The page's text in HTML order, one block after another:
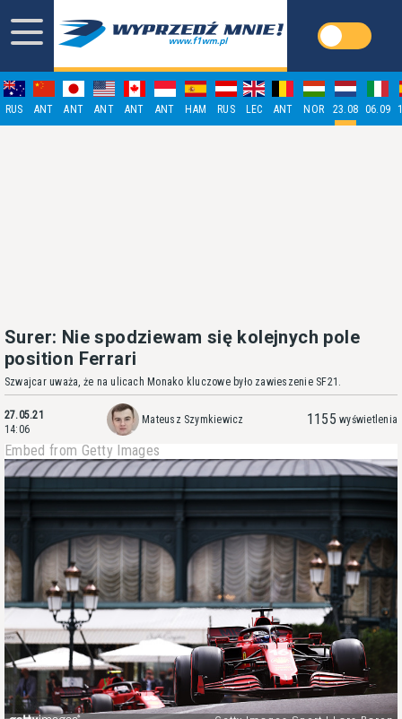
RUS ANT ANT ANT ANT ANT HAM RUS LEC ANT NOR 23.08 06.09
Surer: Nie spodziewam się kolejnych pole
position Ferrari
Szwajcar uważa, że na ulicach Monako kluczowe było zawieszenie SF21.
27.05.21
14:06
Mateusz Szymkiewicz 1155 wyświetlenia
Embed from Getty Images